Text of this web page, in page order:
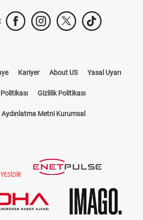
Kariyer About US Yasal Uyarı
Gizlilik Politikası
Aydınlatma Metni Kurumsal